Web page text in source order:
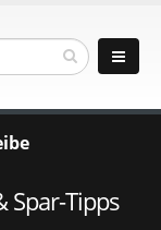
Spar-Tipps